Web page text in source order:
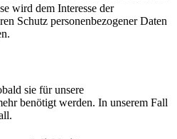
wird dem Interesse der
Schutz personenbezogener Daten
sie für unsere
benötigt werden. In unserem Fall